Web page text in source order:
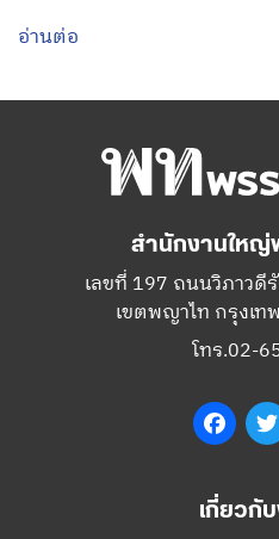
อ่านต่อ
สำนักงานใหญ่
เลขที่ 197 ถนนวิภาวดี
เขตพญาไท กรุงเ
โทร.02-
เกี่ยวกั